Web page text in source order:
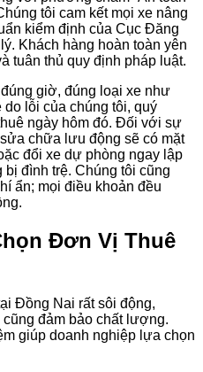
tôi cam kết mọi xe nâng
kiểm định của Cục Đăng
Khách hàng hoàn toàn yên
tuân thủ quy định pháp luật.
giờ, đúng loại xe như
lỗi của chúng tôi, quý
ngày hôm đó. Đối với sự
chữa lưu động sẽ có mặt
đổi xe dự phòng ngay lập
đình trệ. Chúng tôi cũng
ẩn; mọi điều khoản đều
Đơn Vị Thuê
Đồng Nai rất sôi động,
đảm bảo chất lượng.
giúp doanh nghiệp lựa chọn